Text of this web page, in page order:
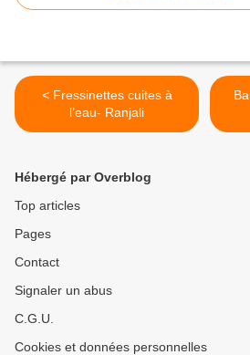
< Fressinettes cuites à
l’eau- Ranjali
Hébergé par Overblog
Top articles
Pages
Contact
Signaler un abus
C.G.U.
Cookies et données personnelles